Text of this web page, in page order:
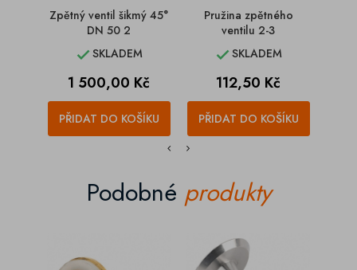
Zpětný ventil šikmý 45°
DN 50 2
SKLADEM
Cena
1 500,00 Kč
PŘIDAT DO KOŠÍKU
Pružina zpětného
ventilu 2-3
SKLADEM
Cena
112,50 Kč
PŘIDAT DO KOŠÍKU
Podobné produkty